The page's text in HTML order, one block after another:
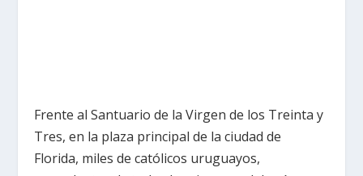
Frente al Santuario de la Virgen de los Treinta y
Tres, en la plaza principal de la ciudad de
Florida, miles de católicos uruguayos,